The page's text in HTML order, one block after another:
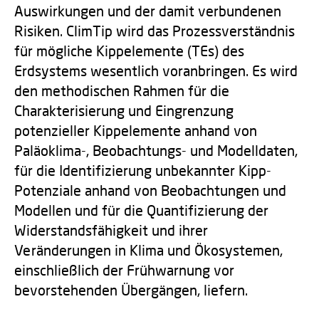
Auswirkungen und der damit verbundenen
Risiken. ClimTip wird das Prozessverständnis
für mögliche Kippelemente (TEs) des
Erdsystems wesentlich voranbringen. Es wird
den methodischen Rahmen für die
Charakterisierung und Eingrenzung
potenzieller Kippelemente anhand von
Paläoklima-, Beobachtungs- und Modelldaten,
für die Identifizierung unbekannter Kipp-
Potenziale anhand von Beobachtungen und
Modellen und für die Quantifizierung der
Widerstandsfähigkeit und ihrer
Veränderungen in Klima und Ökosystemen,
einschließlich der Frühwarnung vor
bevorstehenden Übergängen, liefern.